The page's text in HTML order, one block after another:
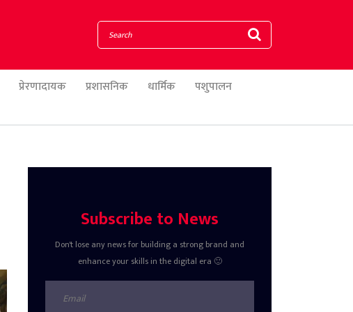
प्रेरणादायक प्रशासनिक धार्मिक
पशुपालन
Subscribe to News
Don't lose any news for building a strong brand and
enhance your skills in the digital era 🙂